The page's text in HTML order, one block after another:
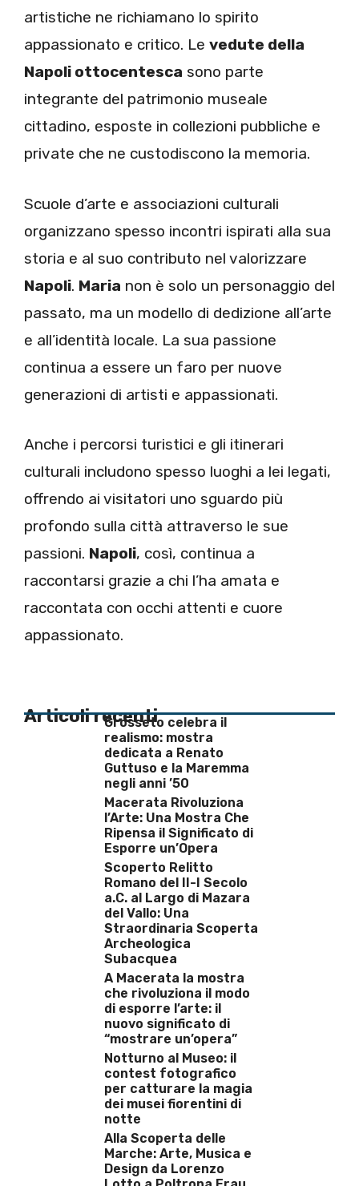
artistiche ne richiamano lo spirito
appassionato e critico. Le vedute della
Napoli ottocentesca sono parte
integrante del patrimonio museale
cittadino, esposte in collezioni pubbliche e
private che ne custodiscono la memoria.
Scuole d’arte e associazioni culturali
organizzano spesso incontri ispirati alla sua
storia e al suo contributo nel valorizzare
Napoli. Maria non è solo un personaggio del
passato, ma un modello di dedizione all’arte
e all’identità locale. La sua passione
continua a essere un faro per nuove
generazioni di artisti e appassionati.
Anche i percorsi turistici e gli itinerari
culturali includono spesso luoghi a lei legati,
offrendo ai visitatori uno sguardo più
profondo sulla città attraverso le sue
passioni. Napoli, così, continua a
raccontarsi grazie a chi l’ha amata e
raccontata con occhi attenti e cuore
appassionato.
Articoli recentiGrosseto celebra il
realismo: mostra
dedicata a Renato
Guttuso e la Maremma
negli anni ’50
Macerata Rivoluziona
l’Arte: Una Mostra Che
Ripensa il Significato di
Esporre un’Opera
Scoperto Relitto
Romano del II-I Secolo
a.C. al Largo di Mazara
del Vallo: Una
Straordinaria Scoperta
Archeologica
Subacquea
A Macerata la mostra
che rivoluziona il modo
di esporre l’arte: il
nuovo significato di
“mostrare un’opera”
Notturno al Museo: il
contest fotografico
per catturare la magia
dei musei fiorentini di
notte
Alla Scoperta delle
Marche: Arte, Musica e
Design da Lorenzo